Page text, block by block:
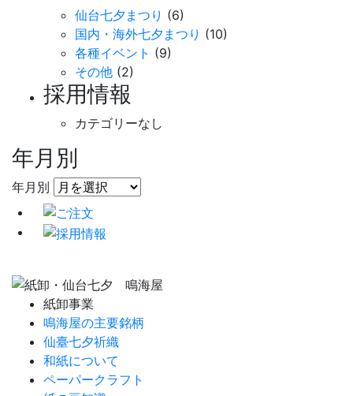
仙台七夕まつり (6)
国内・海外七夕まつり (10)
各種イベント (9)
その他 (2)
採用情報
カテゴリーなし
年月別
年月別
紙卸事業
鳴海屋の主要銘柄
仙臺七夕祈織
和紙について
ペーパークラフト